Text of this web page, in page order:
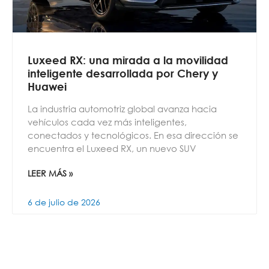
Luxeed RX: una mirada a la movilidad
inteligente desarrollada por Chery y
Huawei
La industria automotriz global avanza hacia
vehículos cada vez más inteligentes,
conectados y tecnológicos. En esa dirección se
encuentra el Luxeed RX, un nuevo SUV
LEER MÁS »
6 de julio de 2026